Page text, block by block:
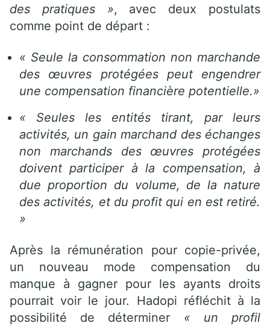
des pratiques », avec deux postulats
comme point de départ :
« Seule la consommation non marchande
des œuvres protégées peut engendrer
une compensation financière potentielle.»
« Seules les entités tirant, par leurs
activités, un gain marchand des échanges
non marchands des œuvres protégées
doivent participer à la compensation, à
due proportion du volume, de la nature
des activités, et du profit qui en est retiré.
»
Après la rémunération pour copie-privée,
un nouveau mode compensation du
manque à gagner pour les ayants droits
pourrait voir le jour. Hadopi réfléchit à la
possibilité de déterminer « un profil